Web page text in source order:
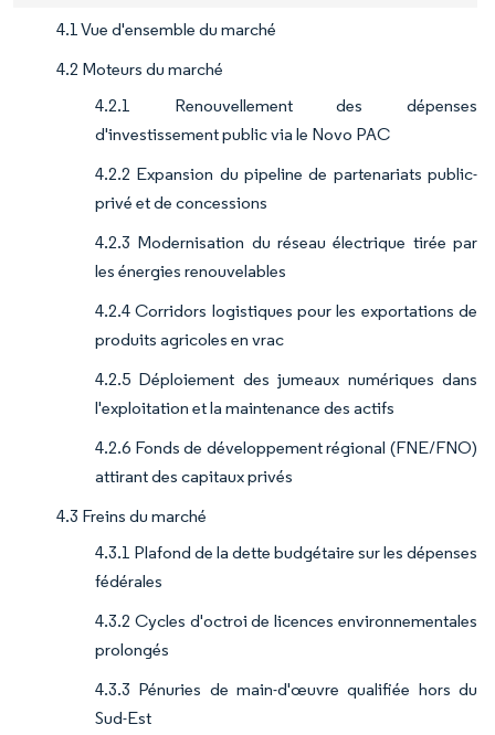
4.1 Vue d'ensemble du marché
4.2 Moteurs du marché
4.2.1 Renouvellement des dépenses
d'investissement public via le Novo PAC
4.2.2 Expansion du pipeline de partenariats public-
privé et de concessions
4.2.3 Modernisation du réseau électrique tirée par
les énergies renouvelables
4.2.4 Corridors logistiques pour les exportations de
produits agricoles en vrac
4.2.5 Déploiement des jumeaux numériques dans
l'exploitation et la maintenance des actifs
4.2.6 Fonds de développement régional (FNE/FNO)
attirant des capitaux privés
4.3 Freins du marché
4.3.1 Plafond de la dette budgétaire sur les dépenses
fédérales
4.3.2 Cycles d'octroi de licences environnementales
prolongés
4.3.3 Pénuries de main-d'œuvre qualifiée hors du
Sud-Est